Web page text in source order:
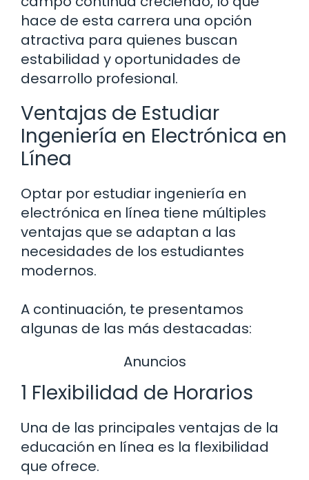
hace de esta carrera una opción
atractiva para quienes buscan
estabilidad y oportunidades de
desarrollo profesional.
Ventajas de Estudiar
Ingeniería en Electrónica en
Línea
Optar por estudiar ingeniería en
electrónica en línea tiene múltiples
ventajas que se adaptan a las
necesidades de los estudiantes
modernos.
A continuación, te presentamos
algunas de las más destacadas:
Anuncios
1 Flexibilidad de Horarios
Una de las principales ventajas de la
educación en línea es la flexibilidad
que ofrece.